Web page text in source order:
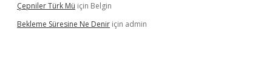
Çepniler Türk Mü için Belgin
Bekleme Süresine Ne Denir için admin